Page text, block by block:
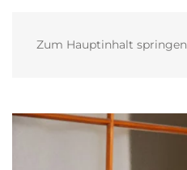
Zum Hauptinhalt springen